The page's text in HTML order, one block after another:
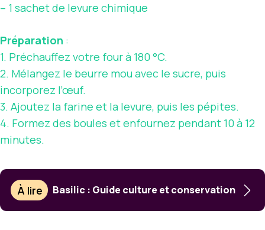
– 1 sachet de levure chimique
Préparation :
1. Préchauffez votre four à 180 °C.
2. Mélangez le beurre mou avec le sucre, puis
incorporez l’œuf.
3. Ajoutez la farine et la levure, puis les pépites.
4. Formez des boules et enfournez pendant 10 à 12
minutes.
À lire Basilic : Guide culture et conservation